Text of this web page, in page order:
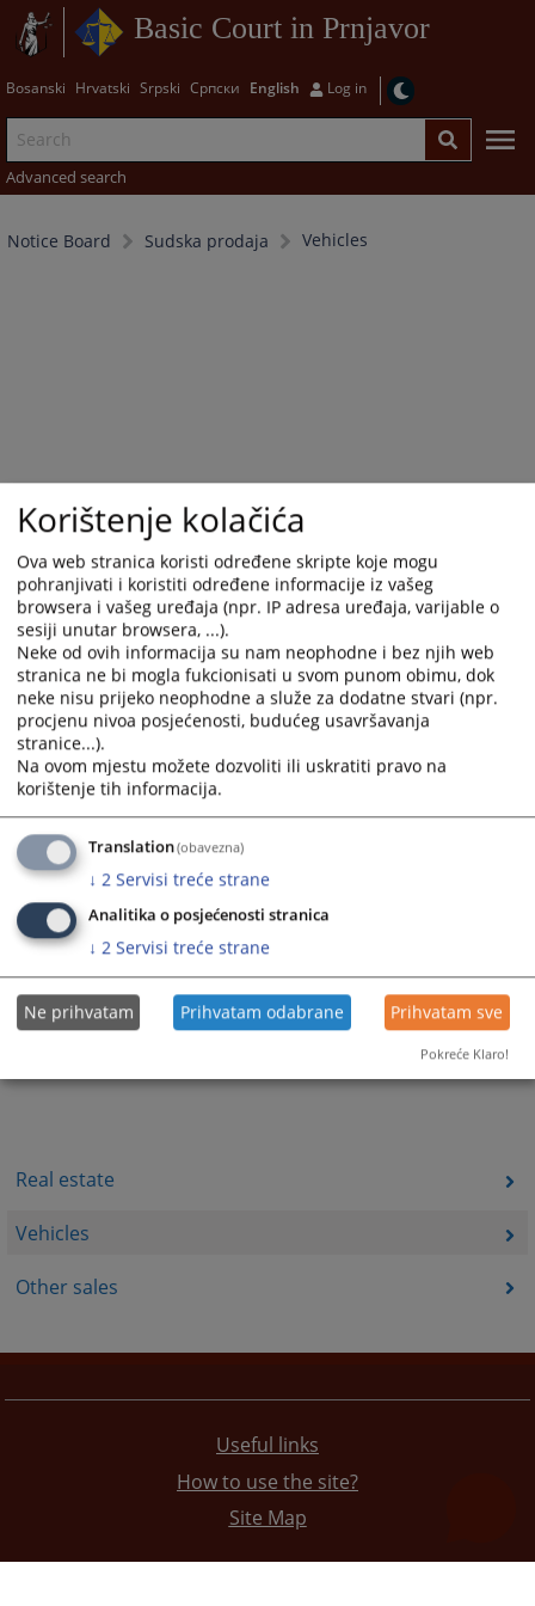
Basic Court in Prnjavor
Bosanski Hrvatski Srpski Српски English Log in
Advanced search
Notice Board Sudska prodaja Vehicles
Real estate
Vehicles
Other sales
Trenutno nema vijesti
Useful links
How to use the site?
Site Map
Korištenje kolačića
Ova web stranica koristi određene skripte koje mogu
pohranjivati i koristiti određene informacije iz vašeg
browsera i vašeg uređaja (npr. IP adresa uređaja, varijable o
sesiji unutar browsera, ...).
Neke od ovih informacija su nam neophodne i bez njih web
stranica ne bi mogla fukcionisati u svom punom obimu, dok
neke nisu prijeko neophodne a služe za dodatne stvari (npr.
procjenu nivoa posjećenosti, budućeg usavršavanja
stranice...).
Na ovom mjestu možete dozvoliti ili uskratiti pravo na
korištenje tih informacija.
Translation(obavezna)
↓ 2 Servisi treće strane
Analitika o posjećenosti stranica
↓ 2 Servisi treće strane
Ne prihvatam Prihvatam odabrane Prihvatam sve
Pokreće Klaro!